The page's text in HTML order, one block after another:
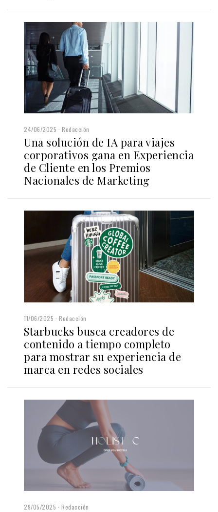
24/06/2025 Redacción
Una solución de IA para viajes
corporativos gana en Experiencia
de Cliente en los Premios
Nacionales de Marketing
11/06/2025 Redacción
Starbucks busca creadores de
contenido a tiempo completo
para mostrar su experiencia de
marca en redes sociales
29/05/2025 Redacción